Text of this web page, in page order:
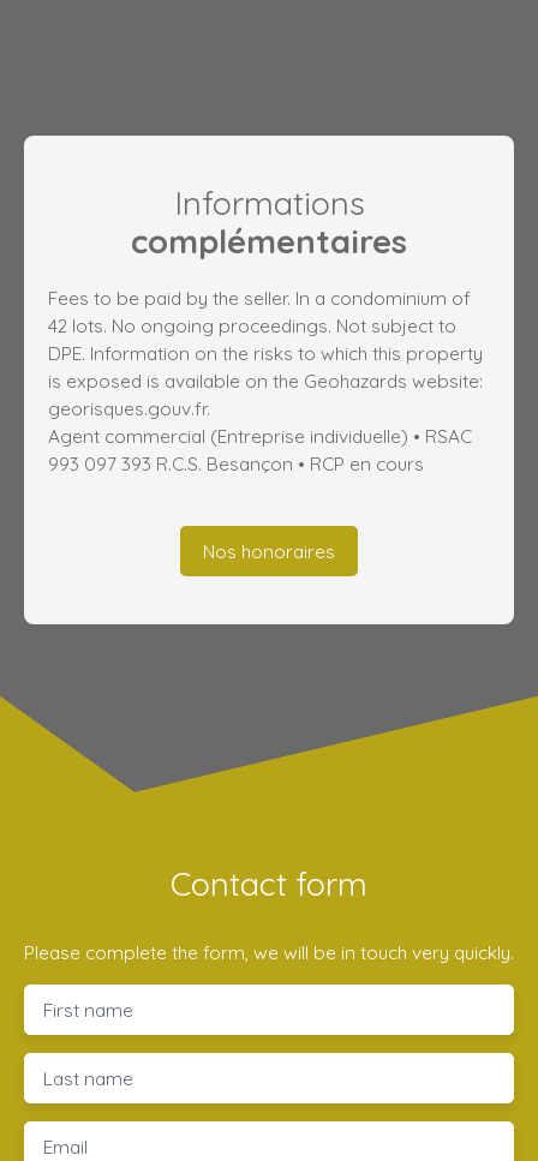
Informations
complémentaires
Fees to be paid by the seller. In a condominium of
42 lots. No ongoing proceedings. Not subject to
DPE. Information on the risks to which this property
is exposed is available on the Geohazards website:
georisques.gouv.fr.
Agent commercial (Entreprise individuelle) • RSAC
993 097 393 R.C.S. Besançon • RCP en cours
Nos honoraires
Contact form
Please complete the form, we will be in touch very quickly.
First name
Last name
Email